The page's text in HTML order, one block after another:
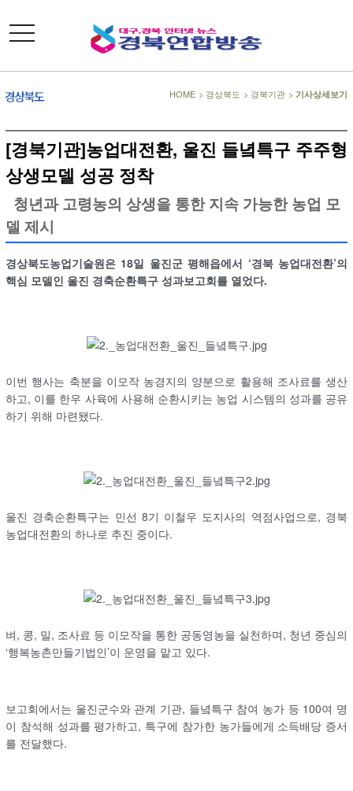
toggle
navigation
HOME > 경상북도 > 경북기관 > 기사상세보기
[경북기관]농업대전환, 울진 들녘특구 주주형
상생모델 성공 정착
청년과 고령농의 상생을 통한 지속 가능한 농업 모
델 제시
경상북도농업기술원은 18일 울진군 평해읍에서 ‘경북 농업대전환’의
핵심 모델인 울진 경축순환특구 성과보고회를 열었다.
이번 행사는 축분을 이모작 농경지의 양분으로 활용해 조사료를 생산
하고, 이를 한우 사육에 사용해 순환시키는 농업 시스템의 성과를 공유
하기 위해 마련됐다.
울진 경축순환특구는 민선 8기 이철우 도지사의 역점사업으로, 경북
농업대전환의 하나로 추진 중이다.
벼, 콩, 밀, 조사료 등 이모작을 통한 공동영농을 실천하며, 청년 중심의
‘행복농촌만들기법인’이 운영을 맡고 있다.
보고회에서는 울진군수와 관계 기관, 들녘특구 참여 농가 등 100여 명
이 참석해 성과를 평가하고, 특구에 참가한 농가들에게 소득배당 증서
를 전달했다.